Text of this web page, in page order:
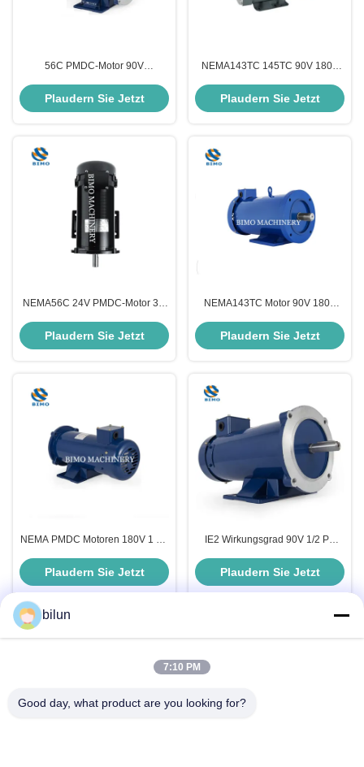
56C PMDC-Motor 90V
Rpm Elektromotor IE2
Wirkungsgrad
Plaudern Sie Jetzt
NEMA143TC 145TC 90V 180V
mit abnehmbarer Basis
Plaudern Sie Jetzt
NEMA56C 24V PMDC-Motor 3/4
TEFC-Motor Niederspannung
Plaudern Sie Jetzt
NEMA143TC Motor 90V 180V
Gleichstrommotor mit
Plaudern Sie Jetzt
NEMA PMDC Motoren 180V 1 PS
Marine
Plaudern Sie Jetzt
IE2 Wirkungsgrad 90V 1/2 PS
Rahmen TEFC Gleichstrommotor
Plaudern Sie Jetzt
Schnelle Kontaktaufnahme
Adresse
bilun
7:10 PM
Good day, what product are you looking for?